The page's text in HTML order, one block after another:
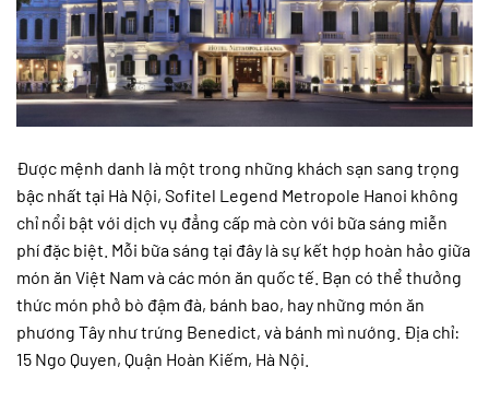
Được mệnh danh là một trong những khách sạn sang trọng
bậc nhất tại Hà Nội, Sofitel Legend Metropole Hanoi không
chỉ nổi bật với dịch vụ đẳng cấp mà còn với bữa sáng miễn
phí đặc biệt. Mỗi bữa sáng tại đây là sự kết hợp hoàn hảo giữa
món ăn Việt Nam và các món ăn quốc tế. Bạn có thể thưởng
thức món phở bò đậm đà, bánh bao, hay những món ăn
phương Tây như trứng Benedict, và bánh mì nướng. Địa chỉ:
15 Ngo Quyen, Quận Hoàn Kiếm, Hà Nội.